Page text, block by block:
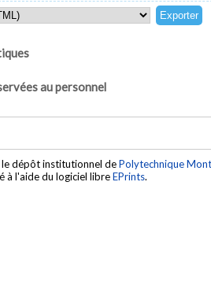
au personnel
dépôt institutionnel dePolytechnique
à l'aide du logiciel libreEPrints.